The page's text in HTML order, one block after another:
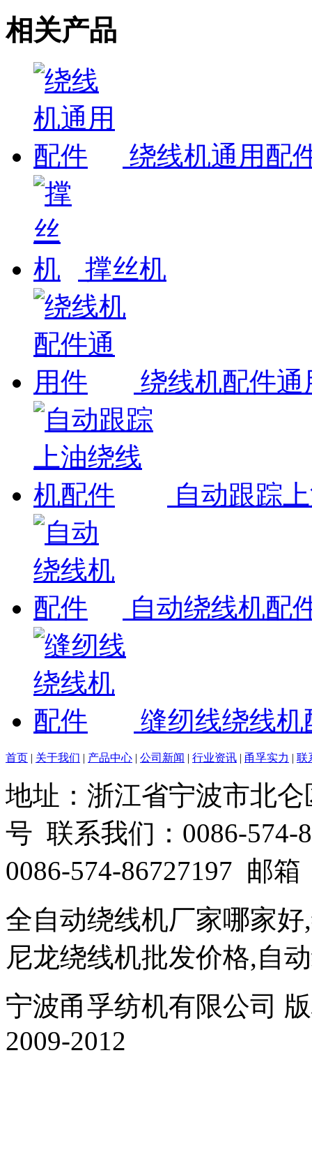
相关产品
绕线机通用配
撑丝机
绕线机配件通
自动跟踪
自动绕线机配
缝纫线绕线机
首页 | 关于我们 | 产品中心 | 公司新闻 | 行业资讯 | 甬孚实力 | 联
地址：浙江省宁波市北
号 联系我们：0086-574-
0086-574-86727197 邮箱
全自动绕线机厂家哪家
尼龙绕线机批发价格,自
宁波甬孚纺机有限公司
2009-2012